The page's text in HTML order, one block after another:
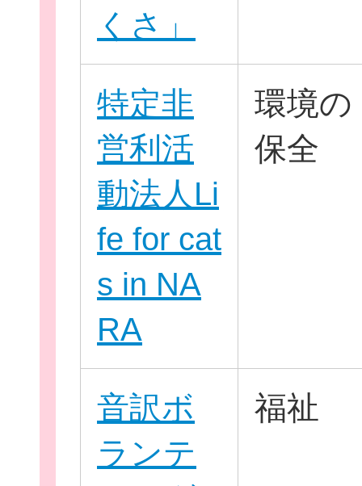
団体を探す
お役立ち情報
相談窓口一覧
くさ」
特定非
営利活
動法人Li
fe for cat
s in NA
RA
環境の
保全
音訳ボ
ランテ
福祉